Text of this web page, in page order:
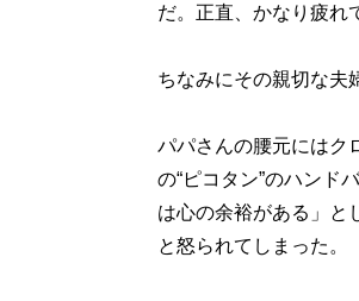
だ。正直、かなり疲れ
ちなみにその親切な夫
パパさんの腰元にはク
の“ピコタン”のハンド
は心の余裕がある」と
と怒られてしまった。